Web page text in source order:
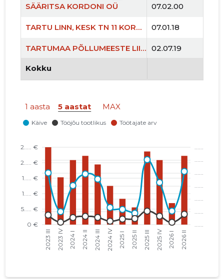
SÄÄRITSA KORDONI OÜ 07.02.00
TARTU LINN, KESK TN 11 KORTERIÜHISTU 07.01.18
TARTUMAA PÕLLUMEESTE LIIT MTÜ 02.07.19
Kokku
1 aasta 5 aastat MAX